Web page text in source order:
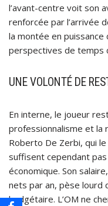
l’avant-centre voit son
renforcée par l’arrivée
la montée en puissance
perspectives de temps
UNE VOLONTÉ DE
En interne, le joueur
professionnalisme et la
Roberto De Zerbi, qui
suffisent cependant
économique. Son
nets par an, pèse lourd
budgétaire. L’OM ne